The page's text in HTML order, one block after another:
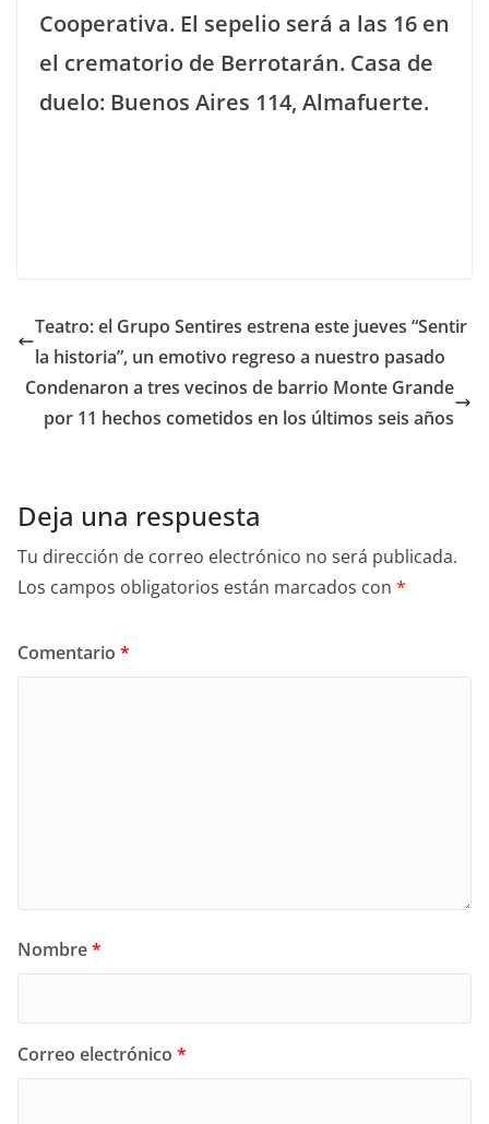
Cooperativa. El sepelio será a las 16 en
el crematorio de Berrotarán. Casa de
duelo: Buenos Aires 114, Almafuerte.
Teatro: el Grupo Sentires estrena este jueves “Sentir
la historia”, un emotivo regreso a nuestro pasado
Condenaron a tres vecinos de barrio Monte Grande
por 11 hechos cometidos en los últimos seis años
Deja una respuesta
Tu dirección de correo electrónico no será publicada.
Los campos obligatorios están marcados con *
Comentario *
Nombre*
Correo electrónico *